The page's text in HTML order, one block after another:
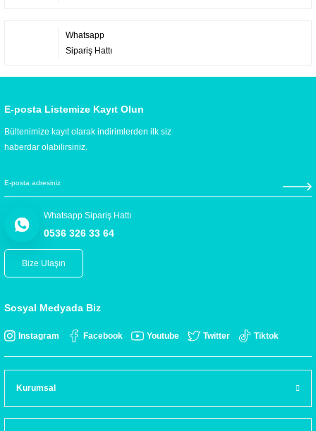
Whatsapp
Sipariş Hattı
E-posta Listemize Kayıt Olun
Bültenimize kayıt olarak indirimlerden ilk siz
haberdar olabilirsiniz.
Whatsapp Sipariş Hattı
0536 326 33 64
Bize Ulaşın
Sosyal Medyada Biz
Instagram Facebook Youtube Twitter Tiktok
Kurumsal